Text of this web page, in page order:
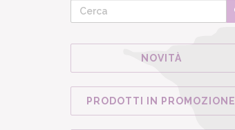
NOVITÀ
PRODOTTI IN PROMOZIONE